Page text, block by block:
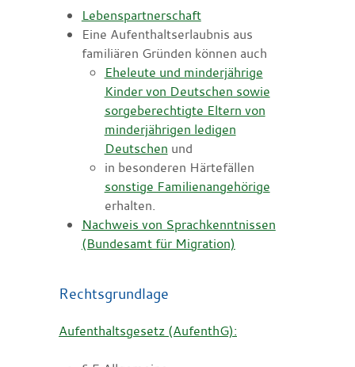
Lebenspartnerschaft
Eine Aufenthaltserlaubnis aus
familiären Gründen können auch
Eheleute und minderjährige
Kinder von Deutschen sowie
sorgeberechtigte Eltern von
minderjährigen ledigen
Deutschen und
in besonderen Härtefällen
sonstige Familienangehörige
erhalten.
Nachweis von Sprachkenntnissen
(Bundesamt für Migration)
Rechtsgrundlage
Aufenthaltsgesetz (AufenthG):